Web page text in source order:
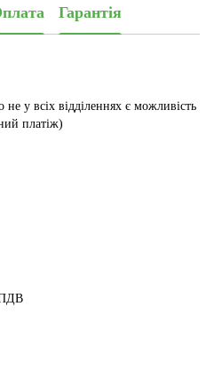
Гарантія
не у всіх відділеннях є можливість
платіж)
ПДВ